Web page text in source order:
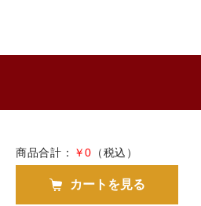
商品合計： ￥0 （税込）
カートを見る